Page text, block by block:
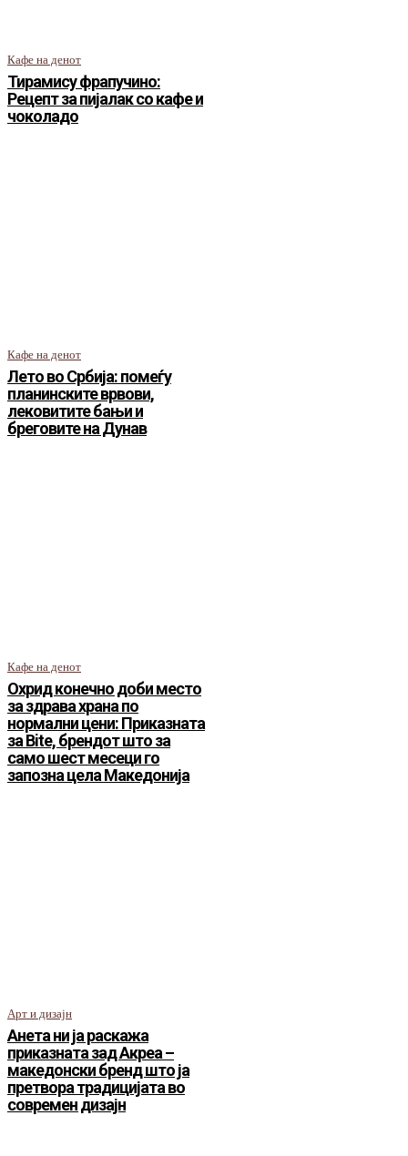
Кафе на денот
Тирамису фрапучино:
Рецепт за пијалак со кафе и
чоколадо
Кафе на денот
Лето во Србија: помеѓу
планинските врвови,
лековитите бањи и
бреговите на Дунав
Кафе на денот
Охрид конечно доби место
за здрава храна по
нормални цени: Приказната
за Bite, брендот што за
само шест месеци го
запозна цела Македонија
Арт и дизајн
Анета ни ја раскажа
приказната зад Акреа –
македонски бренд што ја
претвора традицијата во
современ дизајн